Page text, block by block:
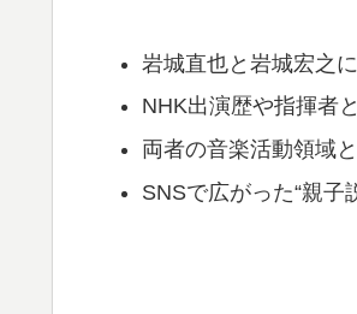
岩城直也と岩城宏之
NHK出演歴や指揮者
両者の音楽活動領域
SNSで広がった“親子